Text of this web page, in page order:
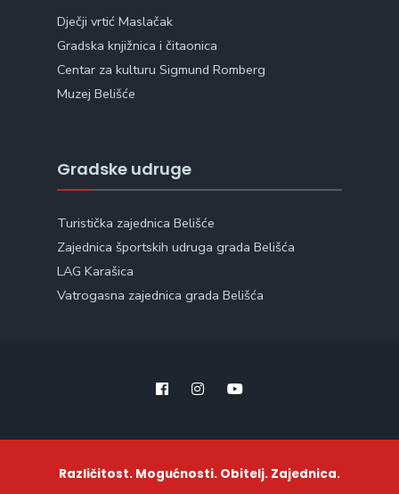
Dječji vrtić Maslačak
Gradska knjižnica i čitaonica
Centar za kulturu Sigmund Romberg
Muzej Belišće
Gradske udruge
Turistička zajednica Belišće
Zajednica športskih udruga grada Belišća
LAG Karašica
Vatrogasna zajednica grada Belišća
Različitost. Mogućnosti. Obitelj. Zajednica.